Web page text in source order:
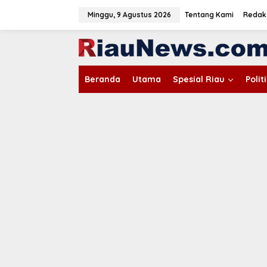
Minggu, 9 Agustus 2026 Tentang Kami
Beranda Utama Spesial Riau